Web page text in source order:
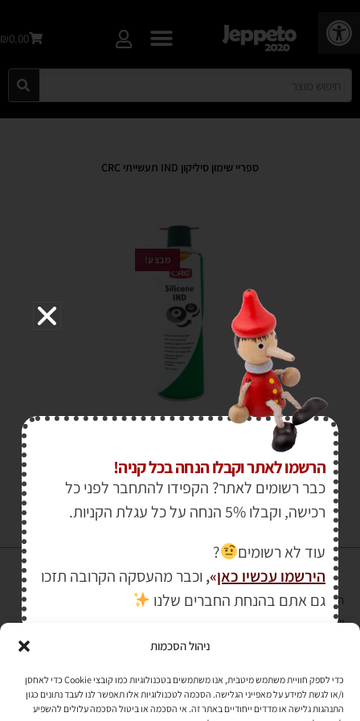
פתח סרגל נגישות
ניהול הסכמות
כדי לספק חוויית משתמש מיטבית, אנו משתמשים בטכנולוגיות כמו קובצי Cookie כדי לאחסן
ו/או לגשת למידע על מאפייני הגלישה. הסכמה לטכנולוגיות אלו תאפשר לנו לעבד נתונים כגון
התנהגות גלישה או מדדים ייחודיים באתר זה. אי הסכמה או ביטול הסכמה עלולים להשפיע
₪0.00
ספריי שימון סיליקון IND תעשייתי CRC
מבצע!
והעומד בתקן אבטחה PCI DSS Level-1
לתקנון האתר»
הרשמו לאתר וקבלו הנחה בכל קניה!
כבר רשומים לאתר? הקפידו להתחבר לפני כל
רכישה, וקבלו 5% הנחה על כל עגלת הקניות.
עוד לא רשומים
?
הירשמו עכשיו כאן»
, וכבר מהעסקה הקרובה תזכו
גם אתם בהנחת החברים שלנו